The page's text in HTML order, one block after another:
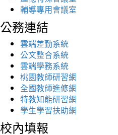
輔導專用會議室
公務連結
雲端差勤系統
公文整合系統
雲端學務系統
桃園教師研習網
全國教師進修網
特教知能研習網
學生學習扶助網
校內填報